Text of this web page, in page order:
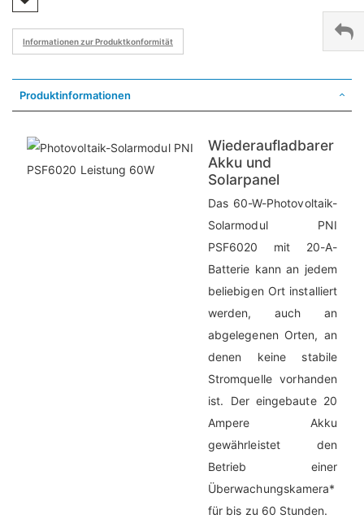
Informationen zur Produktkonformität
Produktinformationen
Wiederaufladbarer
Akku und
Solarpanel
Das 60-W-Photovoltaik-
Solarmodul PNI
PSF6020 mit 20-A-
Batterie kann an jedem
beliebigen Ort installiert
werden, auch an
abgelegenen Orten, an
denen keine stabile
Stromquelle vorhanden
ist. Der eingebaute 20
Ampere Akku
gewährleistet den
Betrieb einer
Überwachungskamera*
für bis zu 60 Stunden.